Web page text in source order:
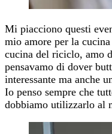
Mi piacciono questi
mio amore per la
cucina del riciclo, amo
pensavamo di dover
interessante ma anche
Io penso sempre che
dobbiamo utilizzarlo al